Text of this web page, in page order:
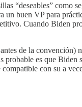
“deseables” como
un buen VP para
Cuando Biden
de la convención)
probable es que Biden
con su a